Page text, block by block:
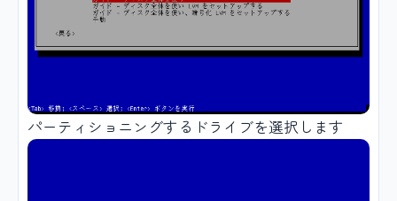
パーティショニングするドライブを選択します